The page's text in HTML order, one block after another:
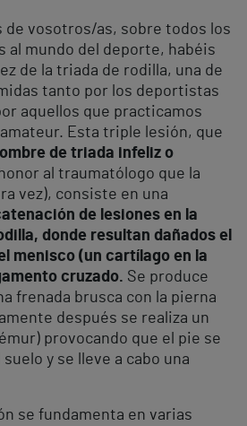
de vosotros/as, sobre todos los
al mundo del deporte, habéis
de la triada de rodilla, una de
tanto por los deportistas
aquellos que practicamos
Esta triple lesión, que
de triada infeliz o
al traumatólogo que la
vez), consiste en una
de lesiones en la
donde resultan dañados el
menisco (un cartílago en la
cruzado. Se produce
frenada brusca con la pierna
después se realiza un
provocando que el pie se
y se lleve a cabo una
se fundamenta en varias